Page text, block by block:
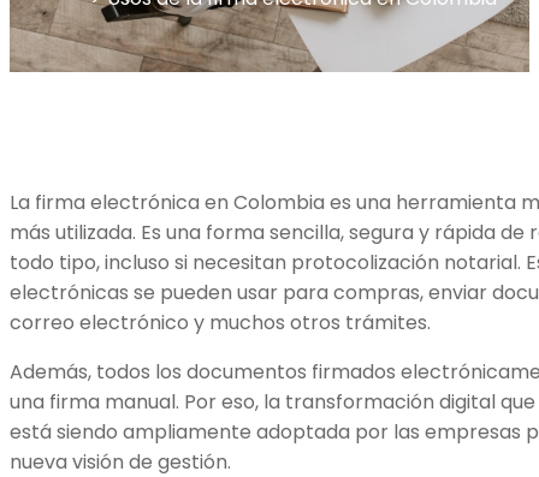
La firma electrónica en Colombia es una herramienta
más utilizada. Es una forma sencilla, segura y rápida
todo tipo, incluso si necesitan protocolización notarial.
electrónicas se pueden usar para compras, enviar
correo electrónico y muchos otros trámites.
Además, todos los documentos firmados
una firma manual. Por eso, la transformación digital
está siendo ampliamente adoptada por las empresas
nueva visión de gestión.